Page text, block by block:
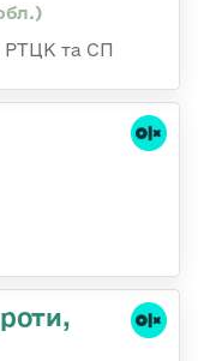
РТЦК та СП